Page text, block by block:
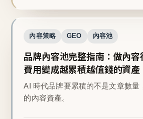
內容策略 GEO 內容池
品牌內容池完整指南：做內
費用變成越累積越值錢的資產
AI 時代品牌要累積的不是文章數量
的內容資產。